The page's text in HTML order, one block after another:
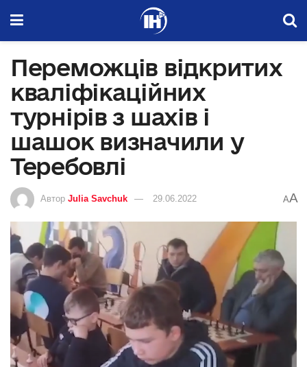
Переможців відкритих
кваліфікаційних
турнірів з шахів і
шашок визначили у
Теребовлі
Автор Julia Savchuk 29.06.2022 AA